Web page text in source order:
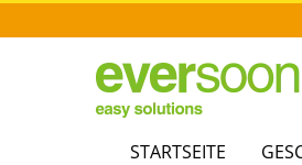
STARTSEITE